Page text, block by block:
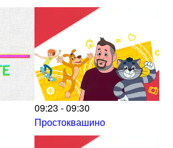
09:23 - 09:30
Простоквашино